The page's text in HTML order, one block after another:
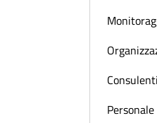
Personale